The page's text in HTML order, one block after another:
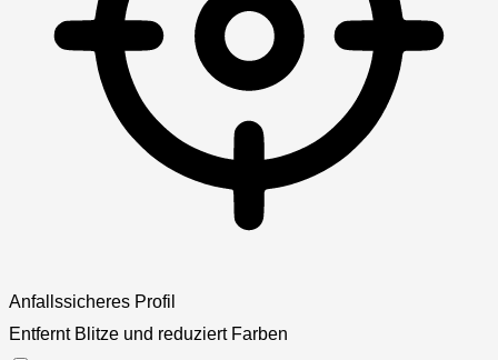
Anfallssicheres Profil
Entfernt Blitze und reduziert Farben